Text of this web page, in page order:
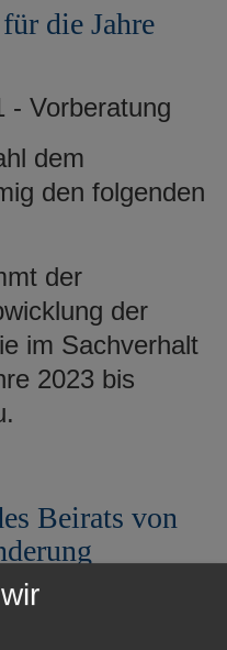
die Jahre
- Vorberatung
dem
den folgenden
der
der
im Sachverhalt
2023 bis
Beirats von